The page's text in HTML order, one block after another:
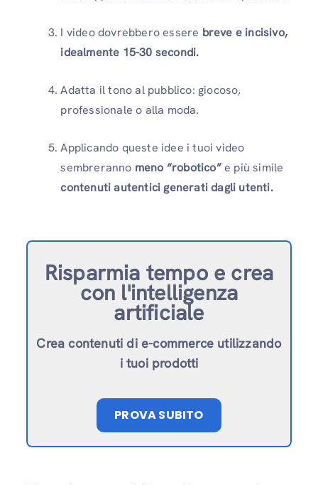
I video dovrebbero essere breve e incisivo,
idealmente 15-30 secondi.
Adatta il tono al pubblico: giocoso,
professionale o alla moda.
Applicando queste idee i tuoi video
sembreranno meno “robotico”e più simile
contenuti autentici generati dagli utenti.
Risparmia tempo e crea
con l'intelligenza
artificiale
Crea contenuti di e-commerce utilizzando
i tuoi prodotti
PROVA SUBITO